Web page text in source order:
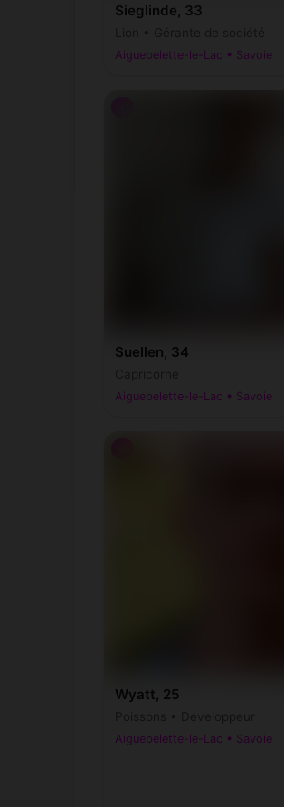
Sieglinde, 33
Aiguebelette-le-Lac • Savoie
Suellen, 34
Aiguebelette-le-Lac • Savoie
Wyatt, 25
Aiguebelette-le-Lac • Savoie